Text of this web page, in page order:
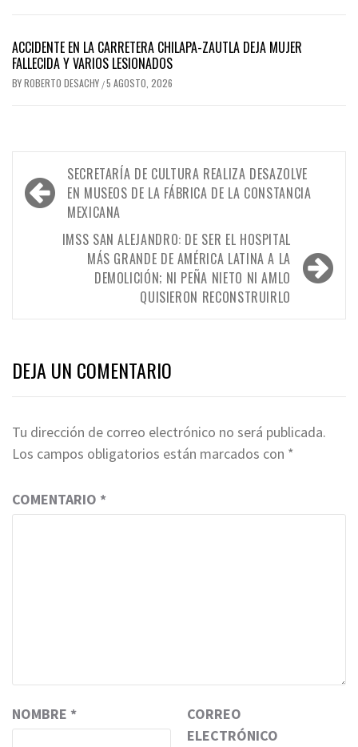
ACCIDENTE EN LA CARRETERA CHILAPA-ZAUTLA DEJA MUJER
FALLECIDA Y VARIOS LESIONADOS
BYROBERTO DESACHY /5 AGOSTO, 2026
Navegación
de
entradas
SECRETARÍA DE CULTURA REALIZA DESAZOLVE
EN MUSEOS DE LA FÁBRICA DE LA CONSTANCIA
MEXICANA
IMSS SAN ALEJANDRO: DE SER EL HOSPITAL
MÁS GRANDE DE AMÉRICA LATINA A LA
DEMOLICIÓN; NI PEÑA NIETO NI AMLO
QUISIERON RECONSTRUIRLO
DEJA UN COMENTARIO
Tu dirección de correo electrónico no será publicada.
Los campos obligatorios están marcados con *
COMENTARIO *
NOMBRE *
CORREO
ELECTRÓNICO